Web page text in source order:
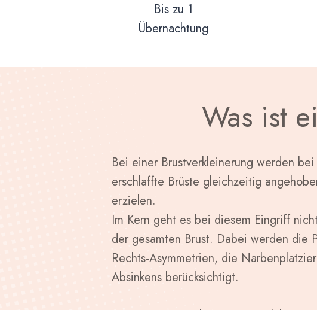
Bis zu 1
Übernachtung
Was ist
Bei einer Brustverkleinerung werden
erschlaffte Brüste gleichzeitig
erzielen.
Im Kern geht es bei diesem Eingriff
der gesamten Brust. Dabei werden die
Rechts-Asymmetrien, die
Absinkens berücksichtigt.